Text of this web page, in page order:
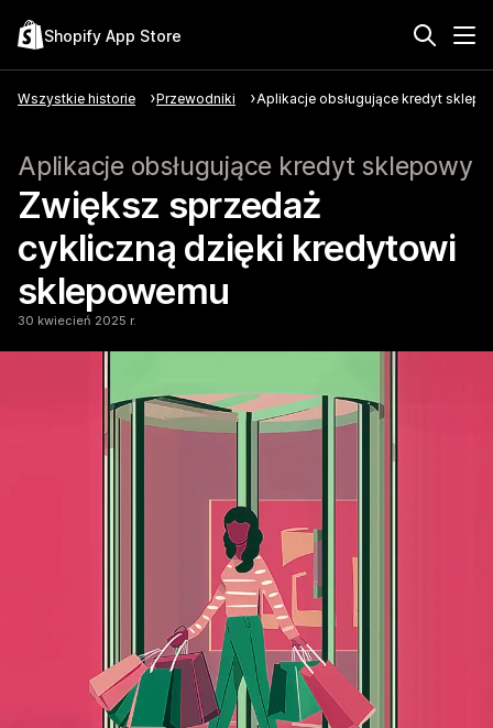
Shopify App Store
Wszystkie historie Przewodniki Aplikacje obsługujące kredyt
Aplikacje obsługujące kredyt sklepowy
Zwiększ sprzedaż
cykliczną dzięki kredytowi
sklepowemu
30 kwiecień 2025 r.